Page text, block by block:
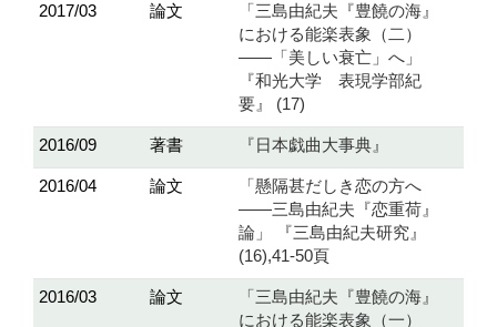
2017/03 論文
「三島由紀夫『豊饒の海』
における能楽表象（二）
――「美しい衰亡」へ」
『和光大学 表現学部紀
要』 (17)
2016/09 著書 『日本戯曲大事典』
2016/04 論文
「懸隔甚だしき恋の方へ
――三島由紀夫『恋重荷』
論」 『三島由紀夫研究』
(16),41-50頁
2016/03 論文
「三島由紀夫『豊饒の海』
における能楽表象（一）